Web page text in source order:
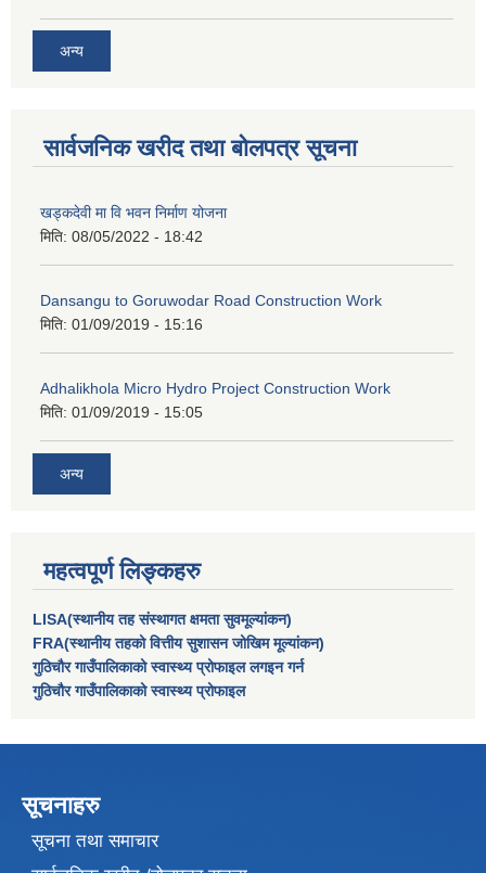
अन्य
सार्वजनिक खरीद तथा बोलपत्र सूचना
खड्कदेवी मा वि भवन निर्माण योजना
मिति: 08/05/2022 - 18:42
Dansangu to Goruwodar Road Construction Work
मिति: 01/09/2019 - 15:16
Adhalikhola Micro Hydro Project Construction Work
मिति: 01/09/2019 - 15:05
अन्य
महत्वपूर्ण लिङ्कहरु
LISA(स्थानीय तह संस्थागत क्षमता सुवमूल्यांकन)
FRA(स्थानीय तहको वित्तीय सुशासन जोखिम मूल्यांकन)
गुठिचौर गाउँपालिकाको स्वास्थ्य प्रोफाइल लगइन गर्न
गुठिचौर गाउँपालिकाको स्वास्थ्य प्रोफाइल
सूचनाहरु
सूचना तथा समाचार